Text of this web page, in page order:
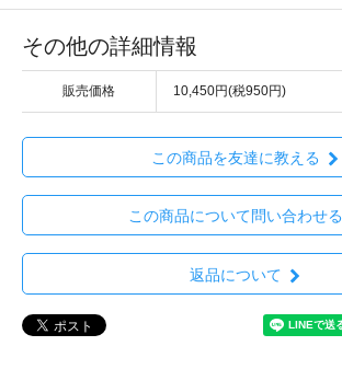
その他の詳細情報
販売価格 10,450円(税950円)
この商品を友達に教える
この商品について問い合わせる
返品について